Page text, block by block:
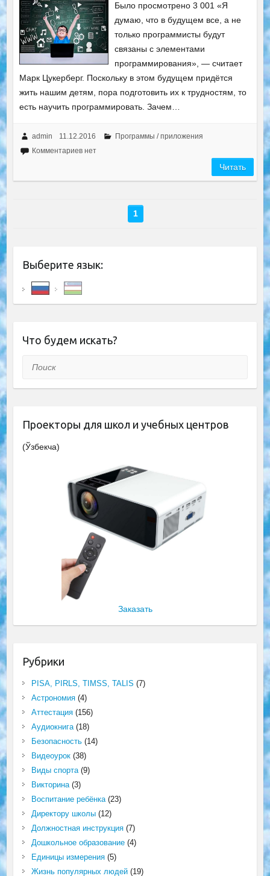
Было просмотрено 3 001 «Я
думаю, что в будущем все, а не
только программисты будут
связаны с элементами
программирования», — считает
Марк Цукерберг. Поскольку в этом будущем придётся
жить нашим детям, пора подготовить их к трудностям, то
есть научить программировать. Зачем…
admin 11.12.2016
Программы / приложения
Комментариев нет
Читать
1
Выберите язык:
Что будем искать?
Поиск
Проекторы для школ и учебных центров
(Ўзбекча)
Заказать
Рубрики
PISA, PIRLS, TIMSS, TALIS (7)
Астрономия(4)
Аттестация(156)
Аудиокнига(18)
Безопасность(14)
Видеоурок(38)
Виды спорта(9)
Викторина(3)
Воспитание ребёнка(23)
Директору школы(12)
Должностная инструкция(7)
Дошкольное образование(4)
Единицы измерения(5)
Жизнь популярных людей(19)